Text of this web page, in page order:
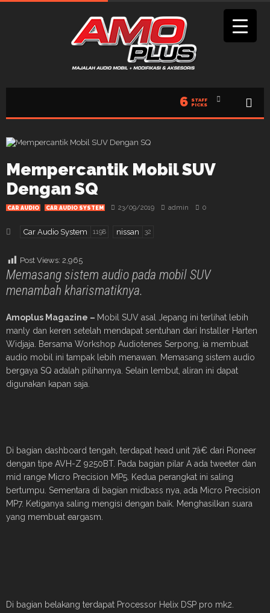
6 STAFF
PICKS
Mempercantik Mobil SUV
Dengan SQ
CAR AUDIO CAR AUDIO SYSTEM 23/09/2019 admin 0
Car Audio System 1198 nissan 32
Post Views: 2,965
Memasang sistem audio pada mobil SUV
menambah kharismatiknya.
Amoplus Magazine – Mobil SUV asal Jepang ini terlihat lebih
manly dan keren setelah mendapat sentuhan dari Installer Harten
Widjaja. Bersama Workshop Audiotenes Serpong, ia membuat
audio mobil ini tampak lebih menawan. Memasang sistem audio
bergaya SQ adalah pilihannya. Selain lembut, aliran ini dapat
digunakan kapan saja.
Di bagian dashboard tengah, terdapat head unit 7â€ dari Pioneer
dengan tipe AVH-Z 9250BT. Pada bagian pilar A ada tweeter dan
mid range Micro Precision MP5. Kedua perangkat ini saling
bertumpu. Sementara di bagian midbass nya, ada Micro Precision
MP7. Ketiganya saling mengisi dengan baik. Menghasilkan suara
yang membuat eargasm.
Di bagian belakang terdapat Processor Helix DSP pro mk2.